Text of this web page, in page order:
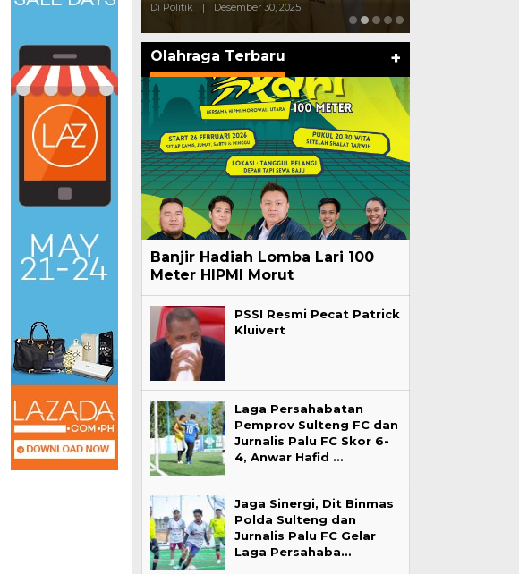
| Februari 15, 2026 Di Politik | Desember 30, 2025
Olahraga Terbaru +
Banjir Hadiah Lomba Lari 100
Meter HIPMI Morut
PSSI Resmi Pecat Patrick
Kluivert
Laga Persahabatan
Pemprov Sulteng FC dan
Jurnalis Palu FC Skor 6-
4, Anwar Hafid …
Jaga Sinergi, Dit Binmas
Polda Sulteng dan
Jurnalis Palu FC Gelar
Laga Persahaba…